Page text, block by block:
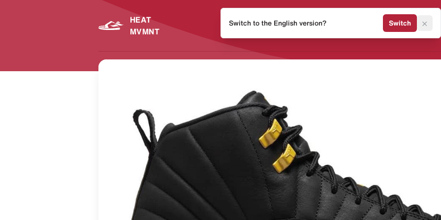
HEAT
MVMNT
Release Kalender Sneaker
Switch to the English version? Switch ×